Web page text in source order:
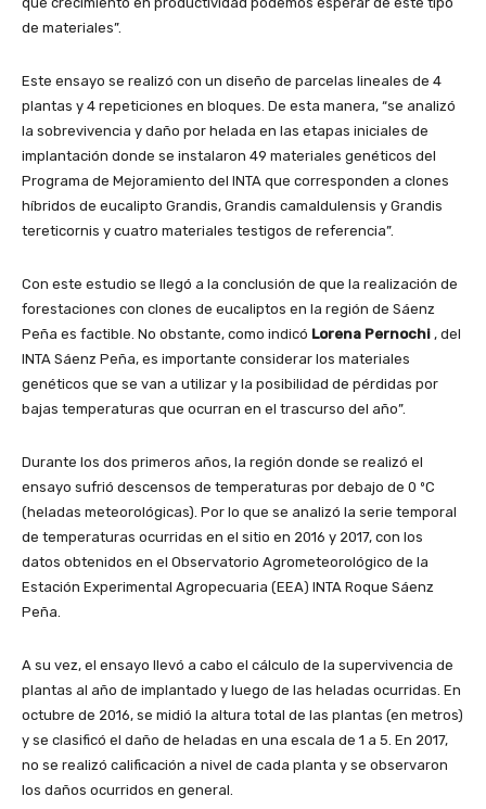
de materiales”.
Este ensayo se realizó con un diseño de parcelas lineales de 4
plantas y 4 repeticiones en bloques. De esta manera, “se analizó
la sobrevivencia y daño por helada en las etapas iniciales de
implantación donde se instalaron 49 materiales genéticos del
Programa de Mejoramiento del INTA que corresponden a clones
híbridos de eucalipto Grandis, Grandis camaldulensis y Grandis
tereticornis y cuatro materiales testigos de referencia”.
Con este estudio se llegó a la conclusión de que la realización de
forestaciones con clones de eucaliptos en la región de Sáenz
Peña es factible. No obstante, como indicó Lorena Pernochi , del
INTA Sáenz Peña, es importante considerar los materiales
genéticos que se van a utilizar y la posibilidad de pérdidas por
bajas temperaturas que ocurran en el trascurso del año”.
Durante los dos primeros años, la región donde se realizó el
ensayo sufrió descensos de temperaturas por debajo de 0 ºC
(heladas meteorológicas). Por lo que se analizó la serie temporal
de temperaturas ocurridas en el sitio en 2016 y 2017, con los
datos obtenidos en el Observatorio Agrometeorológico de la
Estación Experimental Agropecuaria (EEA) INTA Roque Sáenz
Peña.
A su vez, el ensayo llevó a cabo el cálculo de la supervivencia de
plantas al año de implantado y luego de las heladas ocurridas. En
octubre de 2016, se midió la altura total de las plantas (en metros)
y se clasificó el daño de heladas en una escala de 1 a 5. En 2017,
no se realizó calificación a nivel de cada planta y se observaron
los daños ocurridos en general.